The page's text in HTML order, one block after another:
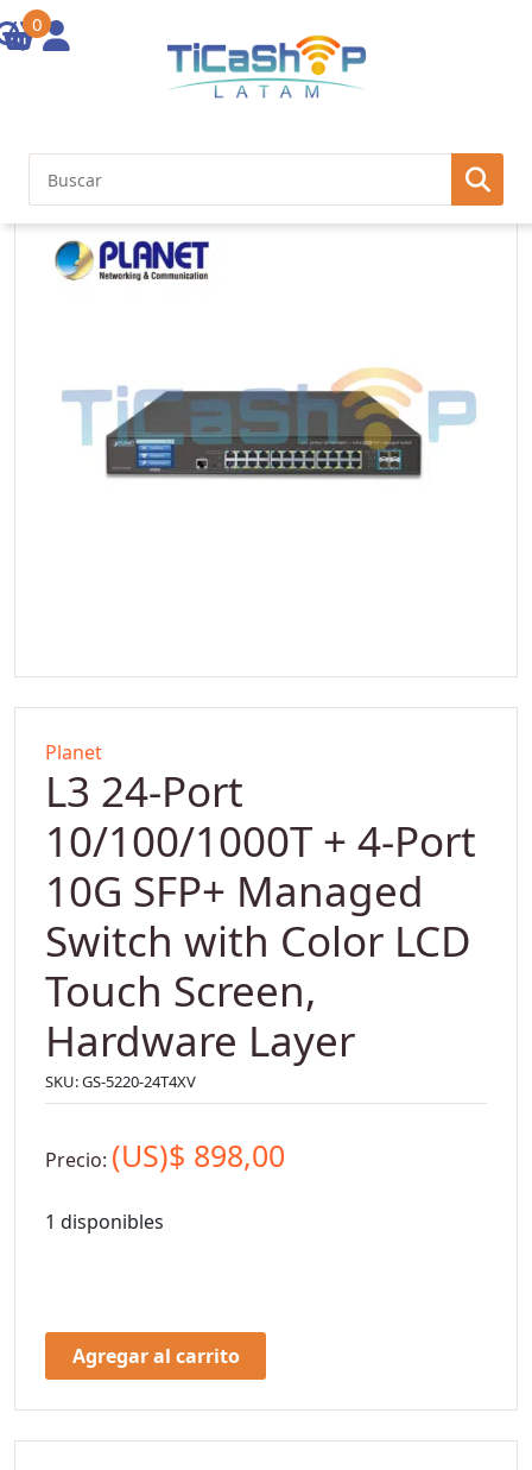
0
SFP+ Managed Switch with Color LCD Touch Screen, Hardware Layer
Planet
L3 24-Port
10/100/1000T + 4-Port
10G SFP+ Managed
Switch with Color LCD
Touch Screen,
Hardware Layer
SKU:GS-5220-24T4XV
Precio: (US)$ 898,00
1 disponibles
Agregar al carrito